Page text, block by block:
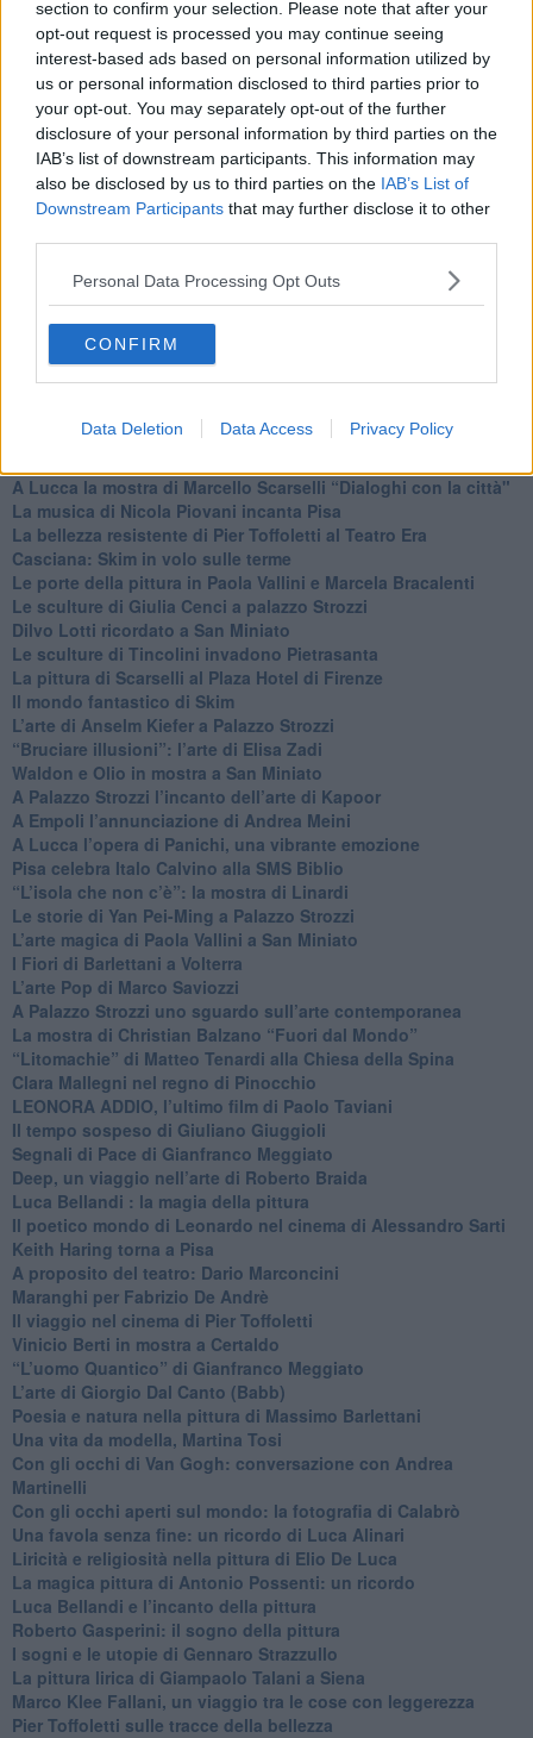
section to confirm your selection. Please note that after your
opt-out request is processed you may continue seeing
interest-based ads based on personal information utilized by
us or personal information disclosed to third parties prior to
your opt-out. You may separately opt-out of the further
disclosure of your personal information by third parties on the
IAB’s list of downstream participants. This information may
also be disclosed by us to third parties on the IAB’s List of
Downstream Participants that may further disclose it to other
Personal Data Processing Opt Outs
CONFIRM
Data Deletion Data Access Privacy Policy
Se vuoi leggere le notizie principali della Toscana iscriviti alla
Newsletter QUInews - ToscanaMedia.Arriva gratis tutti i giorni
alle 20:00 direttamente nella tua casella di posta.
Basta cliccare
QUI
A Lucca la mostra di Marcello Scarselli “Dialoghi con la città"
​La musica di Nicola Piovani incanta Pisa
​La bellezza resistente di Pier Toffoletti al Teatro Era
​Casciana: Skim in volo sulle terme
​Le porte della pittura in Paola Vallini e Marcela Bracalenti
​Le sculture di Giulia Cenci a palazzo Strozzi
​Dilvo Lotti ricordato a San Miniato
​Le sculture di Tincolini invadono Pietrasanta
La pittura di Scarselli al Plaza Hotel di Firenze
​Il mondo fantastico di Skim
​L’arte di Anselm Kiefer a Palazzo Strozzi
​“Bruciare illusioni”: l’arte di Elisa Zadi
​Waldon e Olio in mostra a San Miniato
​A Palazzo Strozzi l’incanto dell’arte di Kapoor
​A Empoli l’annunciazione di Andrea Meini
A Lucca l’opera di Panichi, una vibrante emozione
Pisa celebra Italo Calvino alla SMS Biblio
“L’isola che non c’è”: la mostra di Linardi
​Le storie di Yan Pei-Ming a Palazzo Strozzi
​L’arte magica di Paola Vallini a San Miniato
​I Fiori di Barlettani a Volterra
​L’arte Pop di Marco Saviozzi
​A Palazzo Strozzi uno sguardo sull’arte contemporanea
La mostra di Christian Balzano “Fuori dal Mondo”
​“Litomachie” di Matteo Tenardi alla Chiesa della Spina
​Clara Mallegni nel regno di Pinocchio
​LEONORA ADDIO, l’ultimo film di Paolo Taviani
Il tempo sospeso di Giuliano Giuggioli
Segnali di Pace di Gianfranco Meggiato
​Deep, un viaggio nell’arte di Roberto Braida
​Luca Bellandi : la magia della pittura
​Il poetico mondo di Leonardo nel cinema di Alessandro Sarti
​Keith Haring torna a Pisa
​A proposito del teatro: Dario Marconcini
Maranghi per Fabrizio De Andrè
​Il viaggio nel cinema di Pier Toffoletti
Vinicio Berti in mostra a Certaldo
“L’uomo Quantico” di Gianfranco Meggiato
​L’arte di Giorgio Dal Canto (Babb)
Poesia e natura nella pittura di Massimo Barlettani
Una vita da modella, Martina Tosi
​Con gli occhi di Van Gogh: conversazione con Andrea
Martinelli
​Con gli occhi aperti sul mondo: la fotografia di Calabrò
Una favola senza fine: un ricordo di Luca Alinari
Liricità e religiosità nella pittura di Elio De Luca
La magica pittura di Antonio Possenti: un ricordo
Luca Bellandi e l’incanto della pittura
​Roberto Gasperini: il sogno della pittura
I sogni e le utopie di Gennaro Strazzullo
La pittura lirica di Giampaolo Talani a Siena
​Marco Klee Fallani, un viaggio tra le cose con leggerezza
​Pier Toffoletti sulle tracce della bellezza